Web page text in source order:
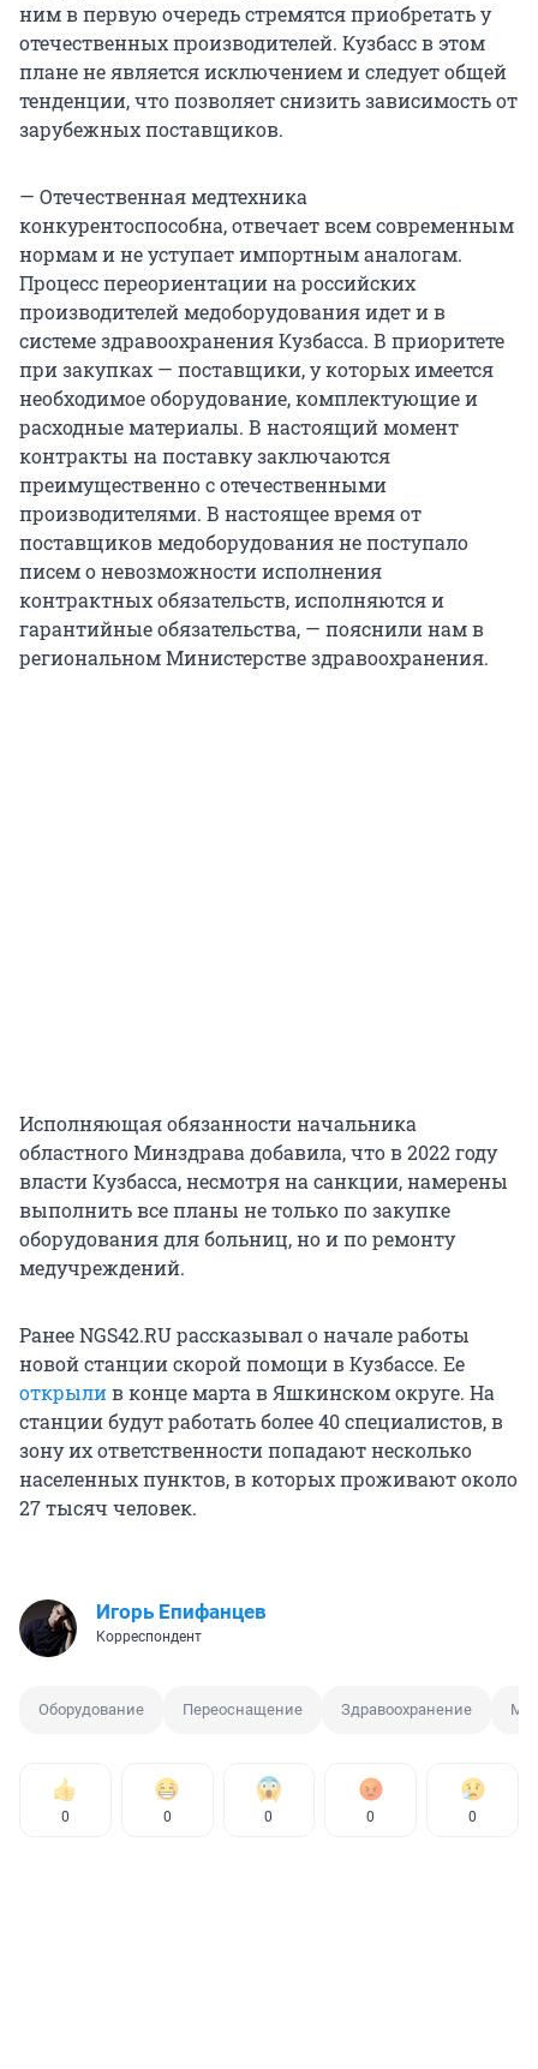
ним в первую очередь стремятся приобретать у
отечественных производителей. Кузбасс в этом
плане не является исключением и следует общей
тенденции, что позволяет снизить зависимость от
зарубежных поставщиков.
— Отечественная медтехника
конкурентоспособна, отвечает всем современным
нормам и не уступает импортным аналогам.
Процесс переориентации на российских
производителей медоборудования идет и в
системе здравоохранения Кузбасса. В приоритете
при закупках — поставщики, у которых имеется
необходимое оборудование, комплектующие и
расходные материалы. В настоящий момент
контракты на поставку заключаются
преимущественно с отечественными
производителями. В настоящее время от
поставщиков медоборудования не поступало
писем о невозможности исполнения
контрактных обязательств, исполняются и
гарантийные обязательства, — пояснили нам в
региональном Министерстве здравоохранения.
Исполняющая обязанности начальника
областного Минздрава добавила, что в 2022 году
власти Кузбасса, несмотря на санкции, намерены
выполнить все планы не только по закупке
оборудования для больниц, но и по ремонту
медучреждений.
Ранее NGS42.RU рассказывал о начале работы
новой станции скорой помощи в Кузбассе. Ее
открылив конце марта в Яшкинском округе. На
станции будут работать более 40 специалистов, в
зону их ответственности попадают несколько
населенных пунктов, в которых проживают около
27 тысяч человек.
Игорь Епифанцев
Корреспондент
Оборудование Переоснащение Здравоохранение
0 0 0 0 0